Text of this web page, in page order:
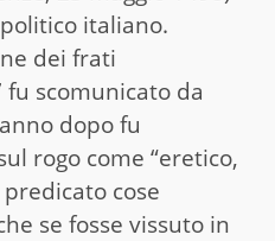
italiano.
dei frati
scomunicato da
dopo fu
rogo come “eretico,
cose
se fosse vissuto in